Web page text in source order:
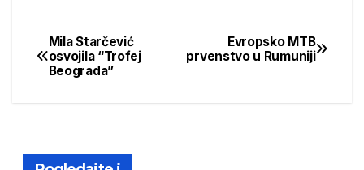
Post
navigation
Evropsko MTB
prvenstvo u Rumuniji
Mila Starčević
osvojila “Trofej
Beograda”